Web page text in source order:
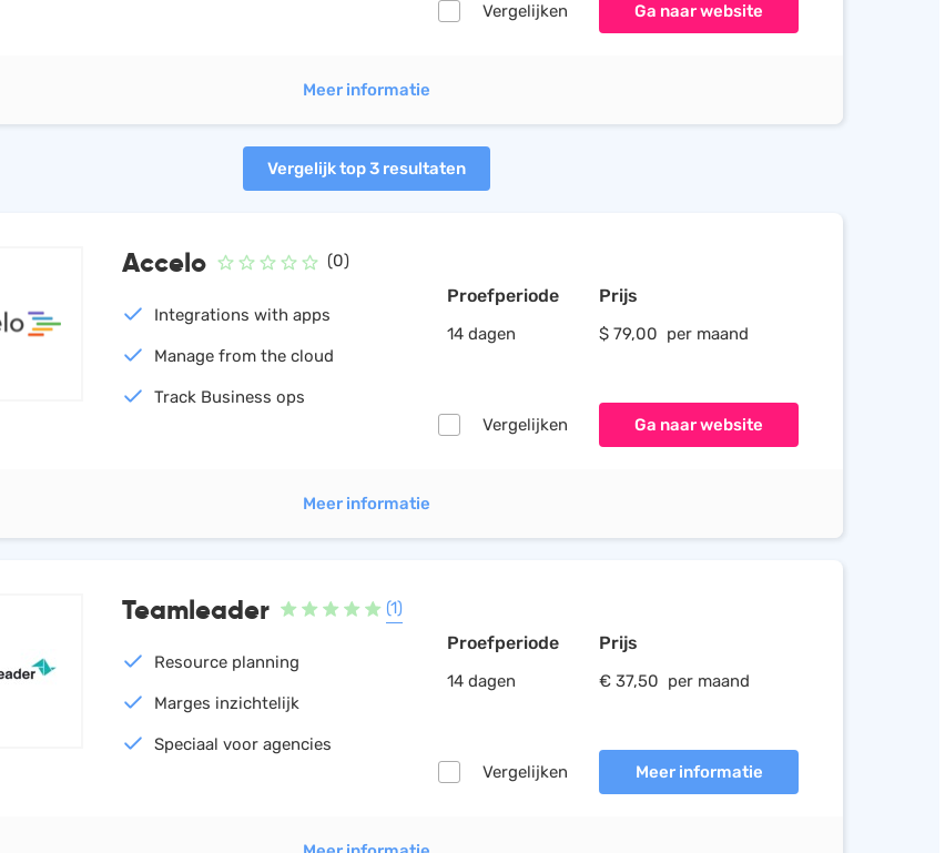
Vergelijken Ga naar website
Meer informatie
Vergelijk top 3 resultaten
Accelo (0)
Integrations with apps
Manage from the cloud
Track Business ops
Proefperiode
14 dagen
Vergelijken
Prijs
$ 79,00 per maand
Ga naar website
Meer informatie
Teamleader (1)
Resource planning
Marges inzichtelijk
Speciaal voor agencies
Proefperiode
14 dagen
Vergelijken
Prijs
€ 37,50 per maand
Meer informatie